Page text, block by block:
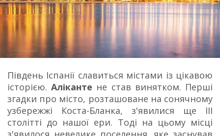
Південь Іспанії славиться містами із цікавою
історією.Аліканте не став винятком. Перші
згадки про місто, розташоване на сонячному
узбережжі Коста-Бланка, з'явилися ще III
столітті до нашої ери. Тоді на цьому місці